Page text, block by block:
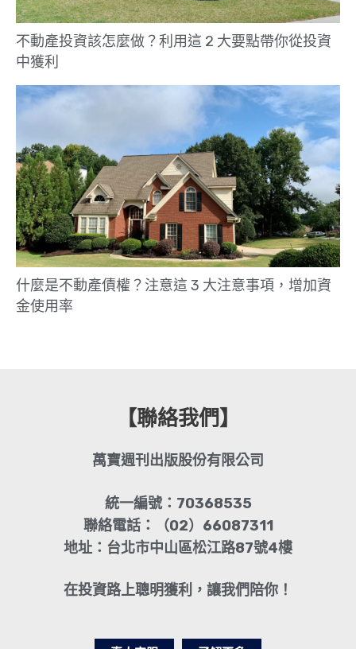
不動產投資該怎麼做？利用這 2 大要點帶你從投資
中獲利
什麼是不動產債權？注意這 3 大注意事項，增加資
金使用率
【聯絡我們】
萬寶週刊出版股份有限公司
統一編號：70368535
聯絡電話：（02）66087311
地址：台北市中山區松江路87號4樓
在投資路上聰明獲利，讓我們陪你！